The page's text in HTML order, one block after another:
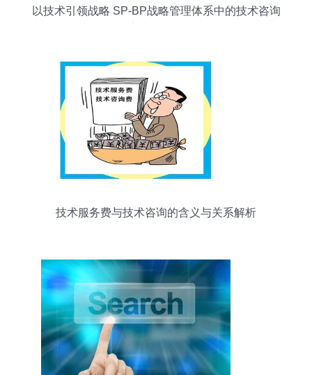
以技术引领战略 SP-BP战略管理体系中的技术咨询
技术服务费与技术咨询的含义与关系解析